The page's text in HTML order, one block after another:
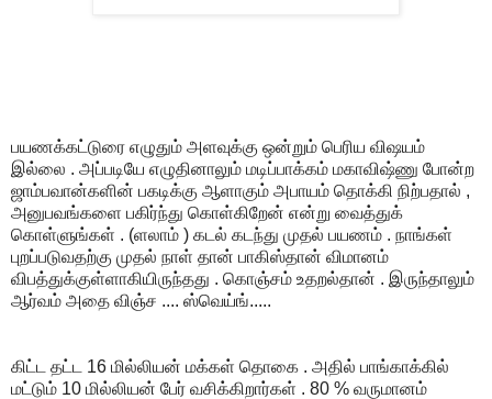
பயணக்கட்டுரை எழுதும் அளவுக்கு ஒன்றும் பெரிய விஷயம்
இல்லை . அப்படியே எழுதினாலும் மடிப்பாக்கம் மகாவிஷ்ணு போன்ற
ஜாம்பவான்களின் பகடிக்கு ஆளாகும் அபாயம் தொக்கி நிற்பதால் ,
அனுபவங்களை பகிர்ந்து கொள்கிறேன் என்று வைத்துக்
கொள்ளுங்கள் . (ளலாம் ) கடல் கடந்து முதல் பயணம் . நாங்கள்
புறப்படுவதற்கு முதல் நாள் தான் பாகிஸ்தான் விமானம்
விபத்துக்குள்ளாகியிருந்தது . கொஞ்சம் உதறல்தான் . இருந்தாலும்
ஆர்வம் அதை விஞ்ச .... ஸ்வெய்ங்.....
கிட்ட தட்ட 16 மில்லியன் மக்கள் தொகை . அதில் பாங்காக்கில்
மட்டும் 10 மில்லியன் பேர் வசிக்கிறார்கள் . 80 % வருமானம்